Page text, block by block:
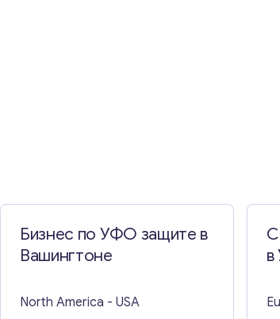
Бизнес по УФО защите в
Вашингтоне
North America - USA
в